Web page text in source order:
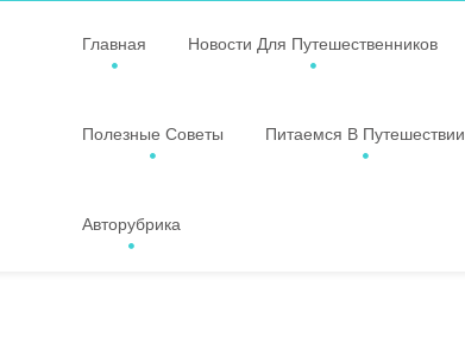
Главная Новости Для Путешественников
Полезные Советы Питаемся В Путешествии
Авторубрика